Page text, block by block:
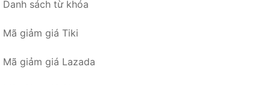
Danh sách từ khóa
Mã giảm giá Tiki
Mã giảm giá Lazada